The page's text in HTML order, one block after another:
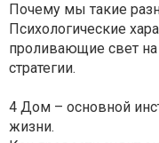
Почему мы такие
Психологические
проливающие свет
стратегии.
4 Дом – основной
жизни.